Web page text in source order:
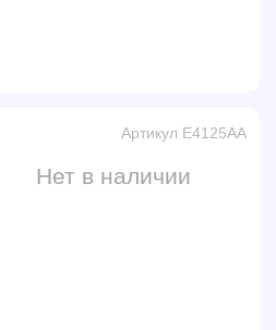
Артикул E4125AA
Нет в наличии